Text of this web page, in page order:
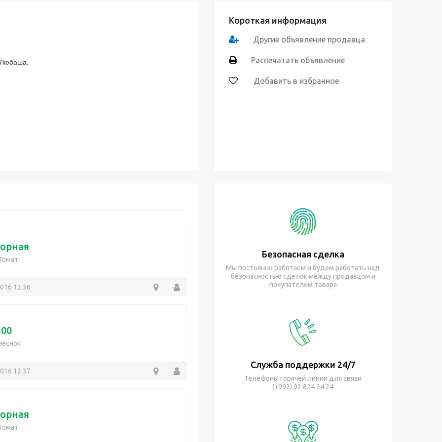
Короткая информация
Другие объявление продавца
Распечатать объявление
Добавить в избранное
12:36
12:37
Безопасная сделка
Мы постоянно работаем и будем работать над
безопасностью сделок между продавцом и
покупателем товара
Служба поддержки 24/7
Телефоны горячей линии для связи
(+992) 92 824 24 24